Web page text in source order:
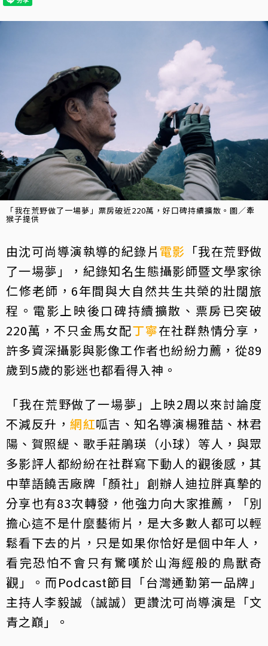
「我在荒野做了一場夢」票房破近220萬，好口碑持續擴散。圖／牽
猴子提供
由沈可尚導演執導的紀錄片 電影 「我在荒野做
了一場夢」，紀錄知名生態攝影師暨文學家徐
仁修老師，6年間與大自然共生共榮的壯闊旅
程。電影上映後口碑持續擴散、票房已突破
220萬，不只金馬女配丁寧在社群熱情分享，
許多資深攝影與影像工作者也紛紛力薦，從89
歲到5歲的影迷也都看得入神。
「我在荒野做了一場夢」上映2周以來討論度
不減反升，網紅呱吉、知名導演楊雅喆、林君
陽、賀照緹、歌手莊鵑瑛（小球）等人，與眾
多影評人都紛紛在社群寫下動人的觀後感，其
中華語饒舌廠牌「顏社」創辦人迪拉胖真摯的
分享也有83次轉發，他強力向大家推薦，「別
擔心這不是什麼藝術片，是大多數人都可以輕
鬆看下去的片，只是如果你恰好是個中年人，
看完恐怕不會只有驚嘆於山海經般的鳥獸奇
觀」。而Podcast節目「台灣通勤第一品牌」
主持人李毅誠（誠誠）更讚沈可尚導演是「文
青之巔」。